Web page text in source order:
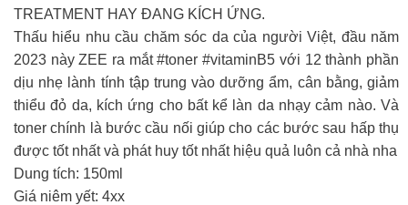
TREATMENT HAY ĐANG KÍCH ỨNG.
Thấu hiểu nhu cầu chăm sóc da của người Việt, đầu năm
2023 này ZEE ra mắt #toner #vitaminB5 với 12 thành phần
dịu nhẹ lành tính tập trung vào dưỡng ẩm, cân bằng, giảm
thiểu đỏ da, kích ứng cho bất kể làn da nhạy cảm nào. Và
toner chính là bước cầu nối giúp cho các bước sau hấp thụ
được tốt nhất và phát huy tốt nhất hiệu quả luôn cả nhà nha
Dung tích: 150ml
Giá niêm yết: 4xx